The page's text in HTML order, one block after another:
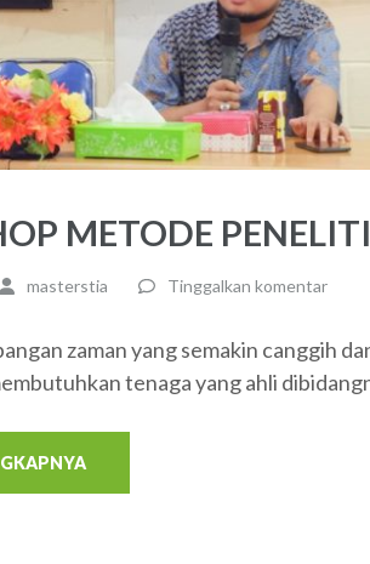
METODE
masterstia Tinggalkan komentar
zaman yang semakin canggih
tenaga yang ahli